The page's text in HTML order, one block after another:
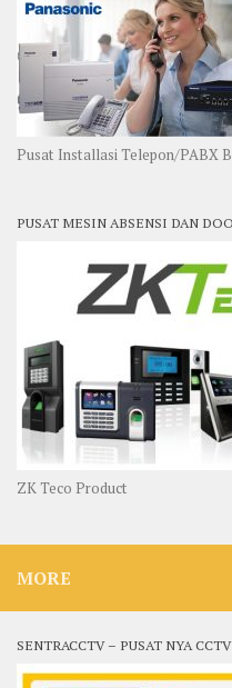
Pusat Installasi Telepon/PABX
PUSAT MESIN ABSENSI DAN
ZK Teco Product
MORE
SENTRACCTV – PUSAT NYA